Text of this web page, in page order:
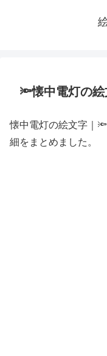
🔦懐中電灯の
懐中電灯の絵文字｜
細をまとめました。